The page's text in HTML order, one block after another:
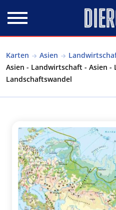
Karten Asien
Asien - Landwirtschaft - Asien
Landschaftswandel